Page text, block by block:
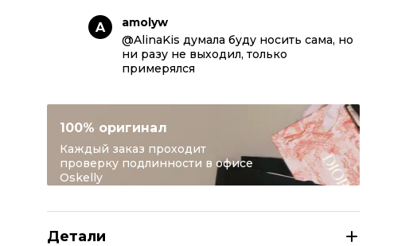
A
amolyw
@AlinaKis думала буду носить сама, но
ни разу не выходил, только
примерялся
100% оригинал
Каждый заказ проходит
проверку подлинности в офисе
Oskelly
Детали